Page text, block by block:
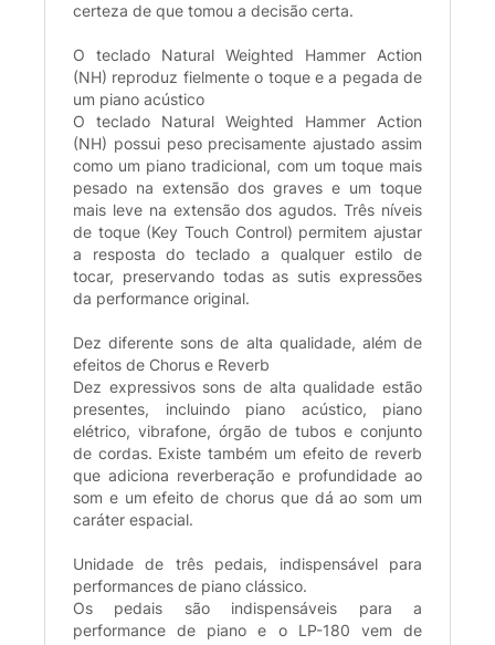
certeza de que tomou a decisão certa.
O teclado Natural Weighted Hammer Action
(NH) reproduz fielmente o toque e a pegada de
um piano acústico
O teclado Natural Weighted Hammer Action
(NH) possui peso precisamente ajustado assim
como um piano tradicional, com um toque mais
pesado na extensão dos graves e um toque
mais leve na extensão dos agudos. Três níveis
de toque (Key Touch Control) permitem ajustar
a resposta do teclado a qualquer estilo de
tocar, preservando todas as sutis expressões
da performance original.
Dez diferente sons de alta qualidade, além de
efeitos de Chorus e Reverb
Dez expressivos sons de alta qualidade estão
presentes, incluindo piano acústico, piano
elétrico, vibrafone, órgão de tubos e conjunto
de cordas. Existe também um efeito de reverb
que adiciona reverberação e profundidade ao
som e um efeito de chorus que dá ao som um
caráter espacial.
Unidade de três pedais, indispensável para
performances de piano clássico.
Os pedais são indispensáveis para a
performance de piano e o LP-180 vem de